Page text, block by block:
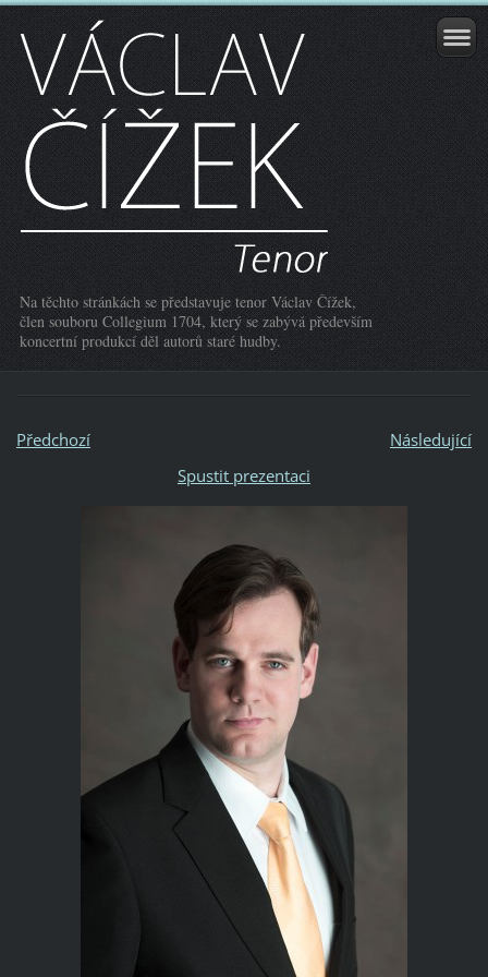
Na těchto stránkách se představuje tenor Václav Čížek,
člen souboru Collegium 1704, který se zabývá především
koncertní produkcí děl autorů staré hudby.
Předchozí
Následující
Spustit prezentaci